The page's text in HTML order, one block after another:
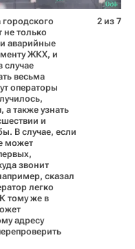
не только
аварийные
ЖКХ, и
случае
весьма
операторы
а также узнать
и
В случае, если
может
звонит
сказал
легко
тому же в
адресу
2 из 7